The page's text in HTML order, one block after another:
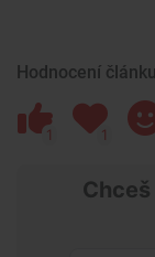
Hodnocení článku
1 1